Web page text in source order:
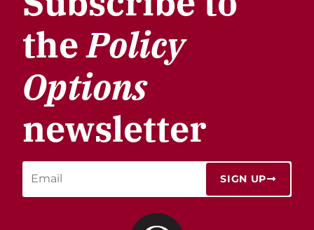
thePolicy
Options
newsletter
SIGN UP